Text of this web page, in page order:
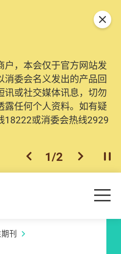
户，本会仅于官方网站发
消委会名义发出的产品回
讯或社交媒体讯息，切勿
露任何个人资料。如有疑
18222或消委会热线2929
上一个
1/2 下一个开
关闭
目
刊